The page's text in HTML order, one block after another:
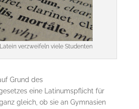
verzweifeln viele Studenten
Grund des
eine La­ti­nums­pflicht für
gleich, ob sie an Gymnasien